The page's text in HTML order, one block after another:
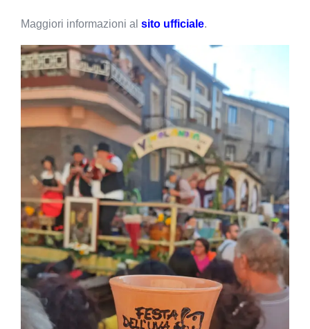
Maggiori informazioni al sito ufficiale.